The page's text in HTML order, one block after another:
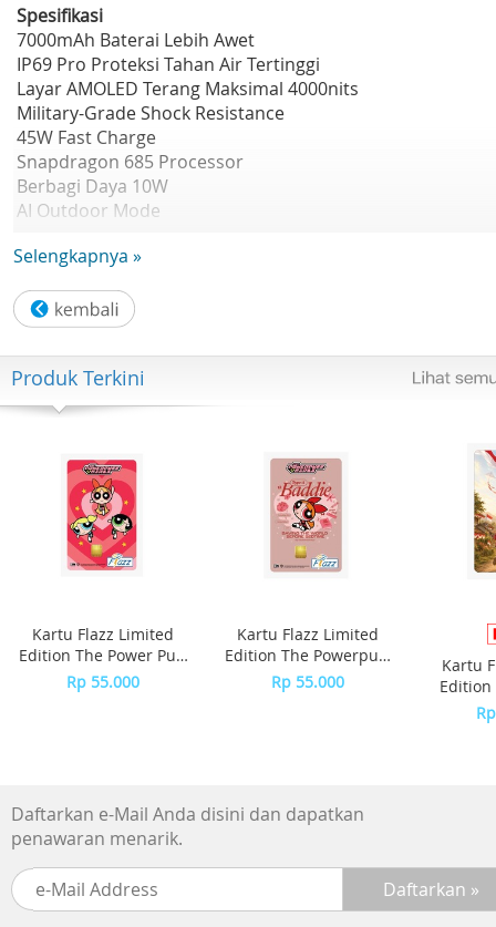
Spesifikasi
7000mAh Baterai Lebih Awet
IP69 Pro Proteksi Tahan Air Tertinggi
Layar AMOLED Terang Maksimal 4000nits
Military-Grade Shock Resistance
45W Fast Charge
Snapdragon 685 Processor
Berbagi Daya 10W
AI Outdoor Mode
Speaker UltraBoom 400%
Desain Bulu yang Ringan
RAM hingga 8GB
ROM 256GB
RAM Dinamis
realme UI
Selengkapnya »
Produk Terkini
Kartu Flazz Limited
Edition The Power Puff
Girls
Rp 55.000
Kartu Flazz Limited
Edition The Powerpuff
Girls - Blossom
Rp 55.000
Kartu
Edition
Daftarkan e-Mail Anda disini dan dapatkan
penawaran menarik.